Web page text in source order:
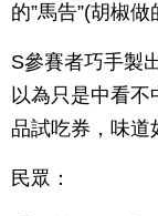
的”馬告”(胡椒做
S參賽者巧手製
以為只是中看不
品試吃券，味道
民眾：